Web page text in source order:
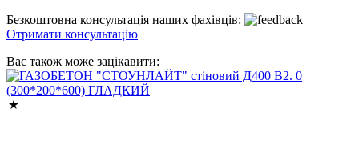
Безкоштовна консультація наших фахівців:
Отримати консультацію
Вас також може зацікавити: